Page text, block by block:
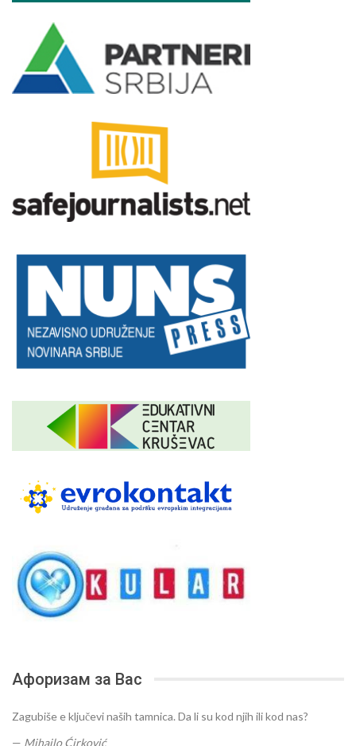
Афоризам за Вас
Zagubiše e ključevi naših tamnica. Da li su kod njih ili kod nas?
— Mihajlo Ćirković